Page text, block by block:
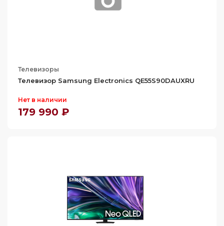
Телевизоры
Телевизор Samsung Electronics QE55S90DAUXRU
Нет в наличии
179 990 ₽